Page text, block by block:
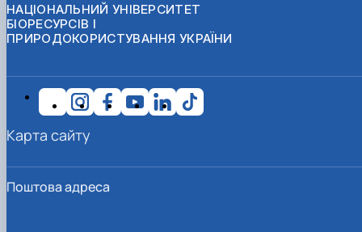
НАЦІОНАЛЬНИЙ УНІВЕРСИТЕТ
БІОРЕСУРСІВ І
ПРИРОДОКОРИСТУВАННЯ УКРАЇНИ
Поштова адреса
Карта сайту